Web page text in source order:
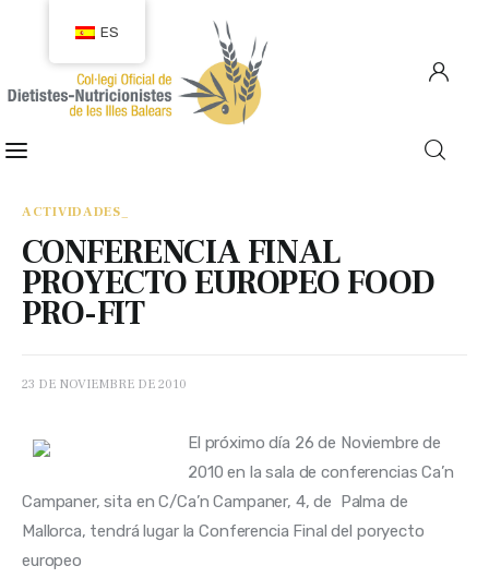
COLEGIADOS
EMPLEO
CIUDADANÍA
RECURSOS
TRANSPARENCIA
ACTIVIDADES_
CONFERENCIA FINAL
PROYECTO EUROPEO FOOD
PRO-FIT
23 DE NOVIEMBRE DE 2010
El próximo día 26 de Noviembre de
2010 en la sala de conferencias Ca’n
Campaner, sita en C/Ca’n Campaner, 4, de  Palma de
Mallorca, tendrá lugar la Conferencia Final del poryecto
europeo
ES